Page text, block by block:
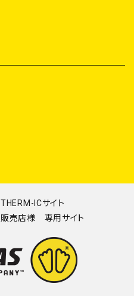
THERM-ICサイト
販売店様 専用サイト